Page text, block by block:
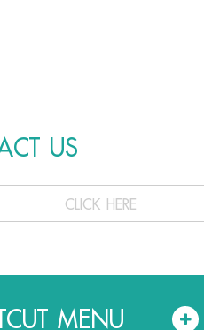
US
CLICK HERE
MENU